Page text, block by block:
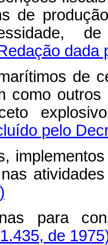
de
dada
de
como
pelo
para
de